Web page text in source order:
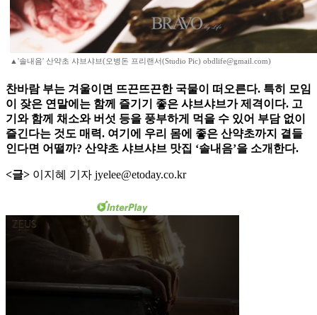
▲'솔내음' 산약초 샤브샤브(오병돈 프리랜서(Studio Pic) obdlife@gmail.com)
찬바람 부는 겨울이면 뜨끈뜨끈한 국물이 떠오른다. 특히 모임
이 잦은 연말에는 함께 즐기기 좋은 샤브샤브가 제격이다. 고
기와 함께 채소와 버섯 등을 풍부하게 먹을 수 있어 부담 없이
즐긴다는 것도 매력. 여기에 우리 몸에 좋은 산약초까지 곁들
인다면 어떨까? 산약초 샤브샤브 맛집 ‘솔내음’을 소개한다.
<글> 이지혜 기자 jyelee@etoday.co.kr